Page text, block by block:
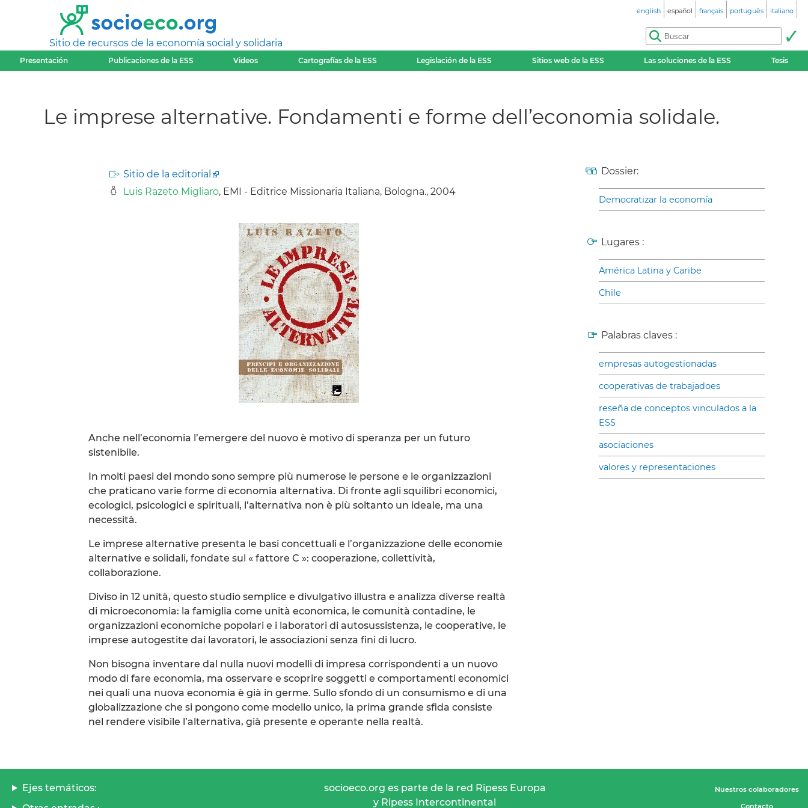
Sitio de recursos de la economía social y solidaria
english español français português italiano
Presentación Publicaciones de la ESS Videos Cartografías de la ESS Legislación de la ESS Sitios web de la ESS Las soluciones de la ESS Tesis
Le imprese alternative. Fondamenti e forme dell’economia solidale.
Sitio de la editorial
Luis Razeto Migliaro, EMI - Editrice Missionaria Italiana, Bologna., 2004
Anche nell’economia l’emergere del nuovo è motivo di speranza per un futuro
sistenibile.
In molti paesi del mondo sono sempre più numerose le persone e le organizzazioni
che praticano varie forme di economia alternativa. Di fronte agli squilibri economici,
ecologici, psicologici e spirituali, l’alternativa non è più soltanto un ideale, ma una
necessità.
Le imprese alternative presenta le basi concettuali e l’organizzazione delle economie
alternative e solidali, fondate sul « fattore C »: cooperazione, collettività,
collaborazione.
Diviso in 12 unità, questo studio semplice e divulgativo illustra e analizza diverse realtà
di microeconomia: la famiglia come unità economica, le comunità contadine, le
organizzazioni economiche popolari e i laboratori di autosussistenza, le cooperative, le
imprese autogestite dai lavoratori, le associazioni senza fini di lucro.
Non bisogna inventare dal nulla nuovi modelli di impresa corrispondenti a un nuovo
modo di fare economia, ma osservare e scoprire soggetti e comportamenti economici
nei quali una nuova economia è già in germe. Sullo sfondo di un consumismo e di una
globalizzazione che si pongono come modello unico, la prima grande sfida consiste
nel rendere visibile l’alternativa, già presente e operante nella realtà.
Dossier:
Democratizar la economía
Lugares :
América Latina y Caribe
Chile
Palabras claves :
empresas autogestionadas
cooperativas de trabajadoes
reseña de conceptos vinculados a la
ESS
asociaciones
valores y representaciones
Ejes temáticos:
socioeco.org es parte de la red Ripess Europa
y Ripess Intercontinental
Nuestros colaboradores
Contacto